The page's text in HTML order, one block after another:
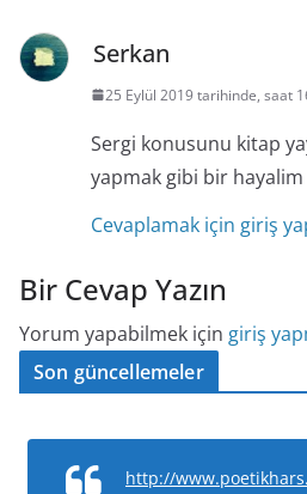
Serkan
25 Eylül 2019 tarihinde, saat
Sergi konusunu kitap
yapmak gibi bir hayalim
Cevaplamak için giriş
Bir Cevap Yazın
Yorum yapabilmek için giriş
Son güncellemeler
http://